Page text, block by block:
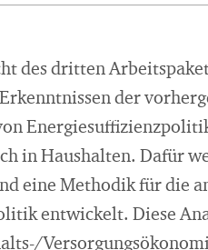
des dritten
der
in Haushalten. Dafür
eine Methodik für die
entwickelt. Diese